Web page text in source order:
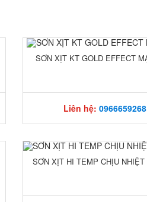
SƠN XỊT KT GOLD EFFECT
Liên hệ: 0966659268
SƠN XỊT HI TEMP CHỊU